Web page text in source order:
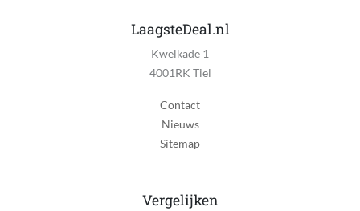
LaagsteDeal.nl
Kwelkade 1
4001RK Tiel
Contact
Nieuws
Sitemap
Vergelijken